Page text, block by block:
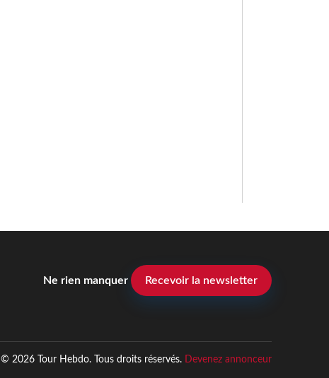
Ne rien manquer Recevoir la newsletter
© 2026 Tour Hebdo. Tous droits réservés. Devenez annonceur